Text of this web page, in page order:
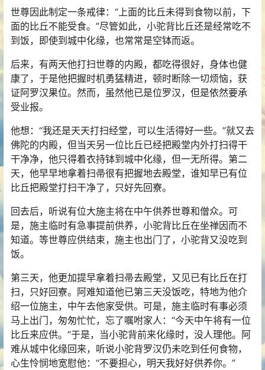
世尊因此制定一条戒律：“上面的比丘未得到食物以前，下
面的比丘不能受食。”尽管如此，小驼背比丘还是经常吃不
到饭，即使到城中化缘，也常常是空钵而返。
后来，有两天他打扫世尊的内殿，都吃得很好，身体也健
康了，于是他把握时机勇猛精进，顿时断除一切烦恼，获
证阿罗汉果位。然而，虽然他已是位罗汉，但是依然要承
受业报。
他想：“我还是天天打扫经堂，可以生活得好一些。”就又去
佛陀的内殿，但当天另一位比丘已经把殿堂内外打扫得干
干净净，他只得着衣持钵到城中化缘，但一无所得。第二
天，他早早地拿着扫帚很有把握地去殿堂，谁知早已有位
比丘把殿堂打扫干净了，只好先回寮。
回去后，听说有位大施主将在中午供养世尊和僧众。可
是，施主临时有急事提前供养，小驼背比丘在坐禅因而不
知道。等世尊应供结束，施主也出门了，小驼背又没吃到
饭。
第三天，他更加提早拿着扫帚去殿堂，又见已有比丘在打
扫，只好回寮。阿难知道他已第三天没饭吃，特地为他介
绍一位施主，中午去他家受供。可是，施主临时有事必须
马上出门，匆匆忙忙，忘了嘱咐家人：“今天中午将有一位
比丘来应供。”于是，当小驼背前来化缘时，没人理他。阿
难从城中化缘回来，听说小驼背罗汉仍未吃到任何食物，
心生怜悯地宽慰他：“不要担心，明天我好好供养你。”